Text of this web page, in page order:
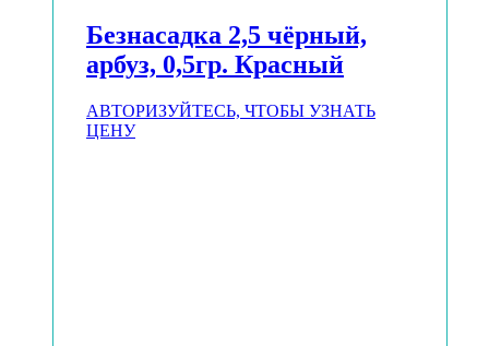
Безнасадка 2,5 чёрный,
арбуз, 0,5гр. Красный
АВТОРИЗУЙТЕСЬ, ЧТОБЫ УЗНАТЬ
ЦЕНУ